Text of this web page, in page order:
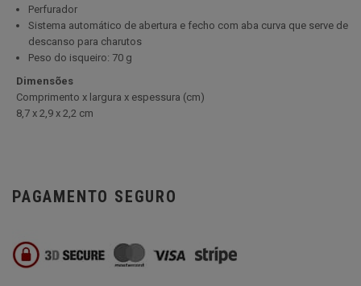
Perfurador
Sistema automático de abertura e fecho com aba curva que serve de
descanso para charutos
Peso do isqueiro: 70 g
Dimensões
Comprimento x largura x espessura (cm)
8,7 x 2,9 x 2,2 cm
PAGAMENTO SEGURO